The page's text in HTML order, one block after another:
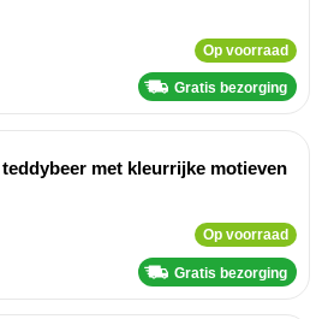
Op voorraad
Gratis bezorging
met kleurrijke motieven
Op voorraad
Gratis bezorging